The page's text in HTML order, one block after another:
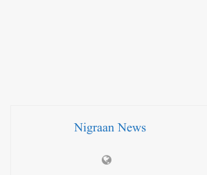
Nigraan News